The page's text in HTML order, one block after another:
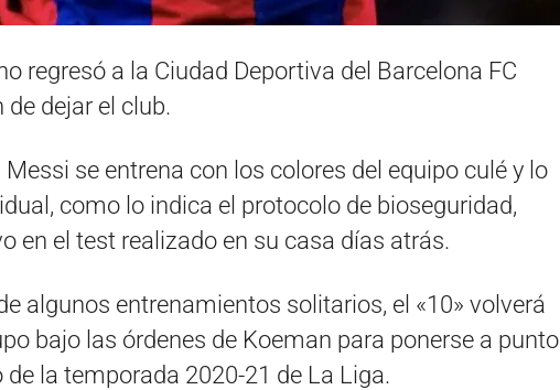
regresó a la Ciudad Deportiva del Barcelona FC
de dejar el club.
se entrena con los colores del equipo culé y lo
como lo indica el protocolo de bioseguridad,
en el test realizado en su casa días atrás.
algunos entrenamientos solitarios, el «10» volverá
bajo las órdenes de Koeman para ponerse a punto
la temporada 2020-21 de La Liga.